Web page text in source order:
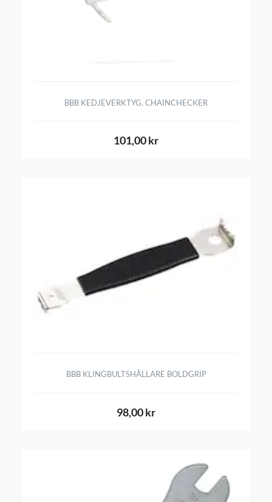
BBB KEDJEVERKTYG, CHAINCHECKER
101,00 kr
BBB KLINGBULTSHÅLLARE BOLDGRIP
98,00 kr